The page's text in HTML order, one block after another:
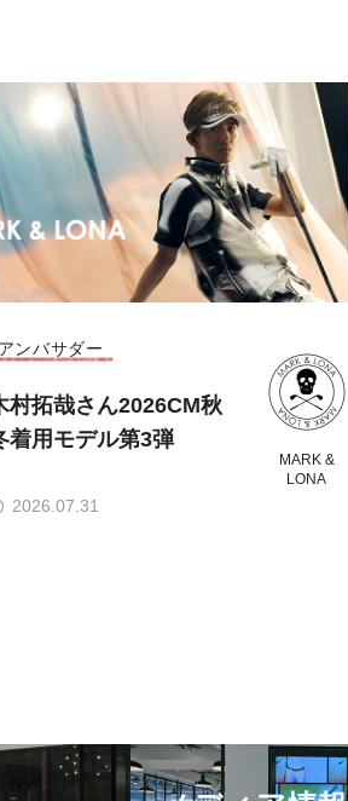
MARK &
LONA
2026.07.31
アンバサダー
村拓哉さん2026CM秋
着用モデル第3弾